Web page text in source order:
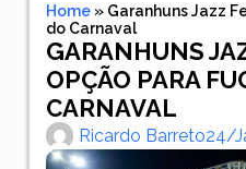
Home» Garanhuns Jazz
do Carnaval
GARANHUNS
OPÇÃO PARA
CARNAVAL
Ricardo Barreto24/